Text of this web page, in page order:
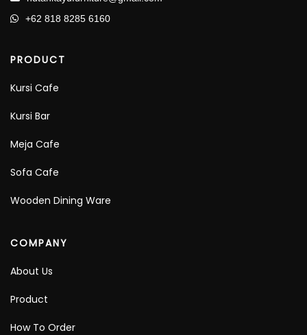
+62 818 8285 6160
PRODUCT
Kursi Cafe
Kursi Bar
Meja Cafe
Sofa Cafe
Wooden Dining Ware
COMPANY
About Us
Product
How To Order